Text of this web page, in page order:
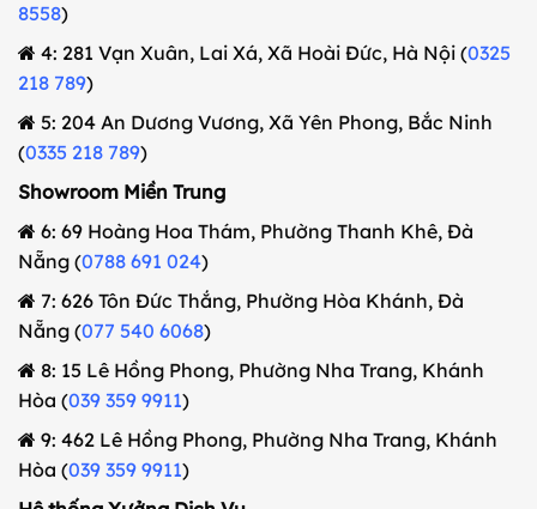
8558)
4: 281 Vạn Xuân, Lai Xá, Xã Hoài Đức, Hà Nội (0325
218 789)
5: 204 An Dương Vương, Xã Yên Phong, Bắc Ninh
(0335 218 789)
Showroom Miền Trung
6: 69 Hoàng Hoa Thám, Phường Thanh Khê, Đà
Nẵng (0788 691 024)
7: 626 Tôn Đức Thắng, Phường Hòa Khánh, Đà
Nẵng (077 540 6068)
8: 15 Lê Hồng Phong, Phường Nha Trang, Khánh
Hòa (039 359 9911)
9: 462 Lê Hồng Phong, Phường Nha Trang, Khánh
Hòa (039 359 9911)